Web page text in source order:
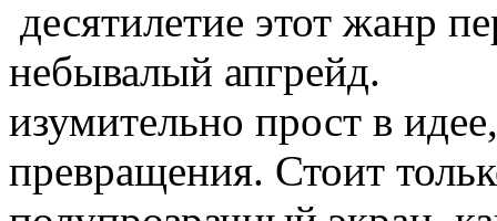
десятилетие этот жанр
небывалый
изумительно прост в
превращения. Стоит